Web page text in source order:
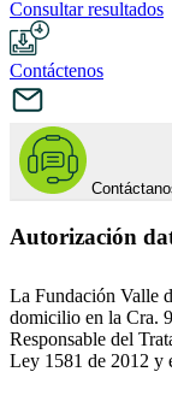
Consultar resultados
Contáctenos
Autorización
La Fundación Valle
domicilio en la Cra.
Responsable del
Ley 1581 de 2012 y